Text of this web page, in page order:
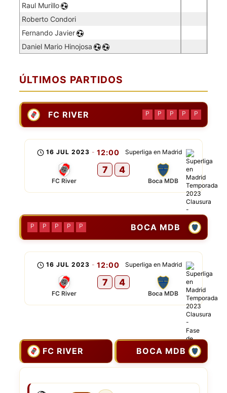
Raul Murillo
Roberto Condori
Fernando Javier
Daniel Mario Hinojosa
ÚLTIMOS PARTIDOS
FC RIVER P P P P P
Superliga en Madrid
16 JUL 2023 - 12:00
FC River
7 4
Boca MDB
BOCA MDB
P P P P P
Superliga en Madrid
16 JUL 2023 - 12:00
FC River
7 4
Boca MDB
FC RIVER BOCA MDB